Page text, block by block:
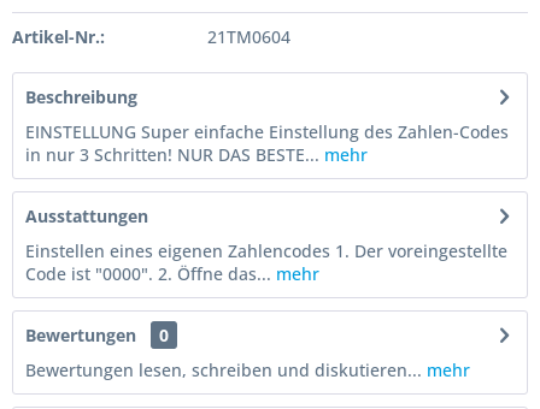
Artikel-Nr.: 21TM0604
Beschreibung
EINSTELLUNG Super einfache Einstellung des Zahlen-Codes
in nur 3 Schritten! NUR DAS BESTE... mehr
Ausstattungen
Einstellen eines eigenen Zahlencodes 1. Der voreingestellte
Code ist "0000". 2. Öffne das... mehr
Bewertungen
0
Bewertungen lesen, schreiben und diskutieren... mehr